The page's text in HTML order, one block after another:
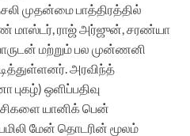
முதன்மை பாத்திரத்தில்
மாஸ்டர், ராஜ் அர்ஜுன், சரண்யா
மற்றும் பல முன்ணனி
அரவிந்த்
ஒளிப்பதிவு
யானிக் பென்
மேன் தொடரின் மூலம்